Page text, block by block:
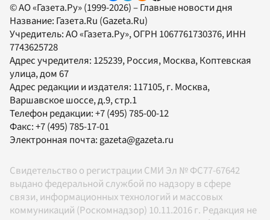
© АО «Газета.Ру» (1999-2026) – Главные новости дня
Название: Газета.Ru (Gazeta.Ru)
Учредитель:АО «Газета.Ру», ОГРН 1067761730376, ИНН
7743625728
Адрес учредителя: 125239, Россия, Москва, Коптевская
улица, дом 67
Адрес редакции и издателя: 117105, г. Москва,
Варшавское шоссе, д.9, стр.1
Телефон редакции:+7 (495) 785-00-12
Факс:+7 (495) 785-17-01
Электронная почта:gazeta@gazeta.ru
Свидетельство о регистрации СМИ Эл № ФС77-67642
выдано федеральной службой по надзору в сфере
связи, информационных технологий и массовых
коммуникаций (Роскомнадзор) 10.11.2016 г. Редакция не